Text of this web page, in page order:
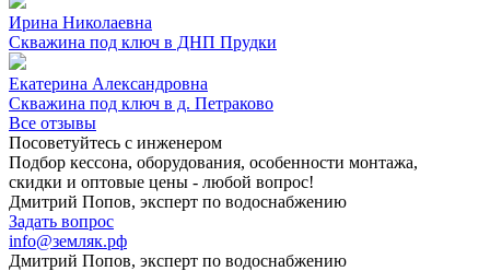
Ирина Николаевна
Скважина под ключ в ДНП Прудки
Екатерина Александровна
Скважина под ключ в д. Петраково
Все отзывы
Посоветуйтесь с инженером
Подбор кессона, оборудования, особенности монтажа,
скидки и оптовые цены - любой вопрос!
Дмитрий Попов, эксперт по водоснабжению
Задать вопрос
info@земляк.рф
Дмитрий Попов, эксперт по водоснабжению